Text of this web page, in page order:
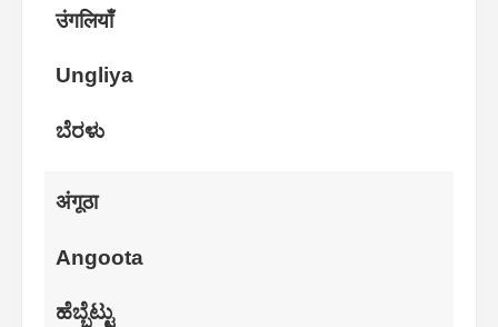
उंगलियाँ
Ungliya
ಬೆರಳು
अंगूठा
Angoota
ಹೆಬ್ಬೆಟ್ಟು